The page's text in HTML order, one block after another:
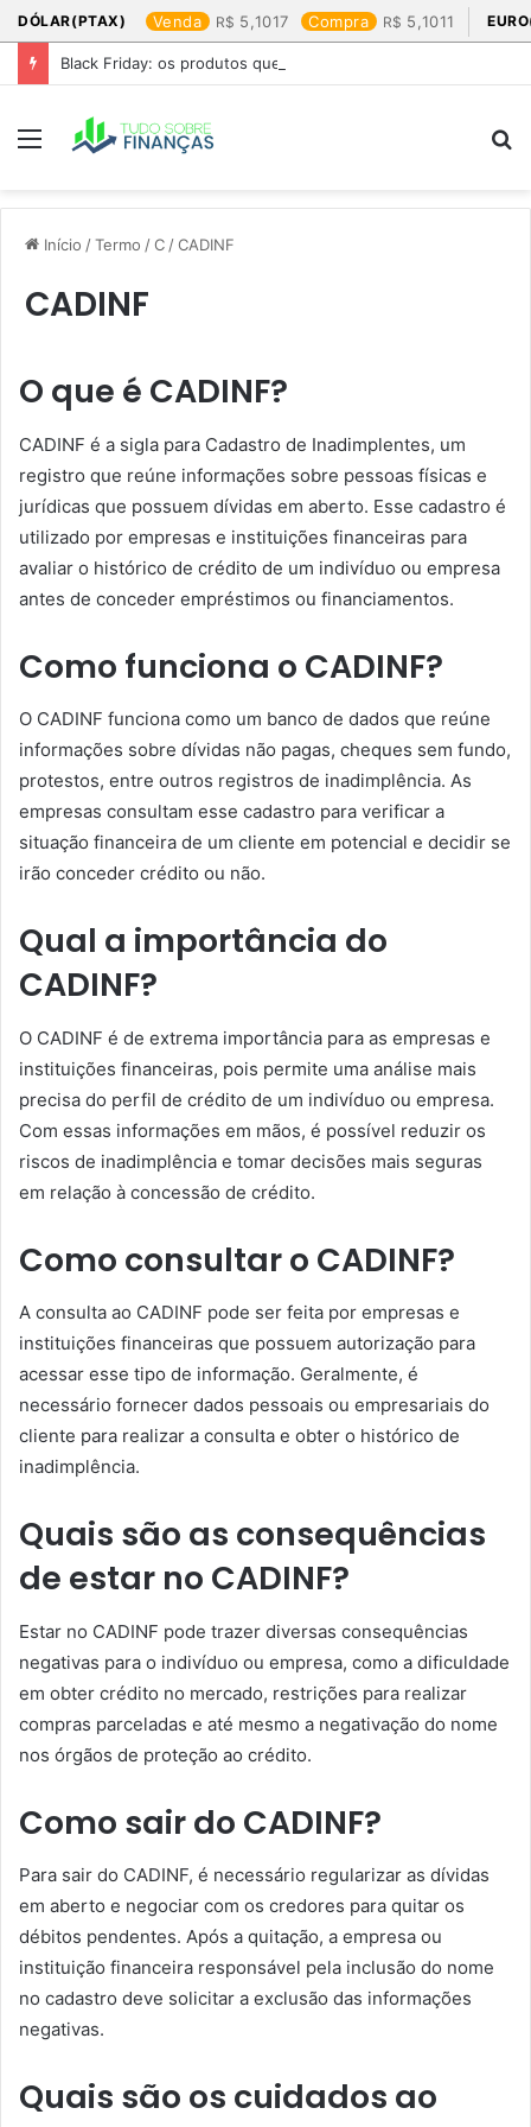
DÓLAR(PTAX) Venda 5,1017 Compra 5,1011
Black Friday: os produtos que mais valem a pena
Menu
Início /Termo /C /CADINF
CADINF
O que é CADINF?
CADINF é a sigla para Cadastro de Inadimplentes, um
registro que reúne informações sobre pessoas físicas e
jurídicas que possuem dívidas em aberto. Esse cadastro é
utilizado por empresas e instituições financeiras para
avaliar o histórico de crédito de um indivíduo ou empresa
antes de conceder empréstimos ou financiamentos.
Como funciona o CADINF?
O CADINF funciona como um banco de dados que reúne
informações sobre dívidas não pagas, cheques sem fundo,
protestos, entre outros registros de inadimplência. As
empresas consultam esse cadastro para verificar a
situação financeira de um cliente em potencial e decidir se
irão conceder crédito ou não.
Qual a importância do
CADINF?
O CADINF é de extrema importância para as empresas e
instituições financeiras, pois permite uma análise mais
precisa do perfil de crédito de um indivíduo ou empresa.
Com essas informações em mãos, é possível reduzir os
riscos de inadimplência e tomar decisões mais seguras
em relação à concessão de crédito.
Como consultar o CADINF?
A consulta ao CADINF pode ser feita por empresas e
instituições financeiras que possuem autorização para
acessar esse tipo de informação. Geralmente, é
necessário fornecer dados pessoais ou empresariais do
cliente para realizar a consulta e obter o histórico de
inadimplência.
Quais são as consequências
de estar no CADINF?
Estar no CADINF pode trazer diversas consequências
negativas para o indivíduo ou empresa, como a dificuldade
em obter crédito no mercado, restrições para realizar
compras parceladas e até mesmo a negativação do nome
nos órgãos de proteção ao crédito.
Como sair do CADINF?
Para sair do CADINF, é necessário regularizar as dívidas
em aberto e negociar com os credores para quitar os
débitos pendentes. Após a quitação, a empresa ou
instituição financeira responsável pela inclusão do nome
no cadastro deve solicitar a exclusão das informações
negativas.
Quais são os cuidados ao